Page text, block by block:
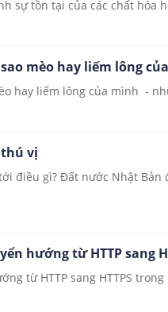
sự tồn tại của các chất hóa
mèo hay liếm lông
hay liếm lông của mình -
vị
điều gì? Đất nước Nhật
hướng từ HTTP sang
từ HTTP sang HTTPS